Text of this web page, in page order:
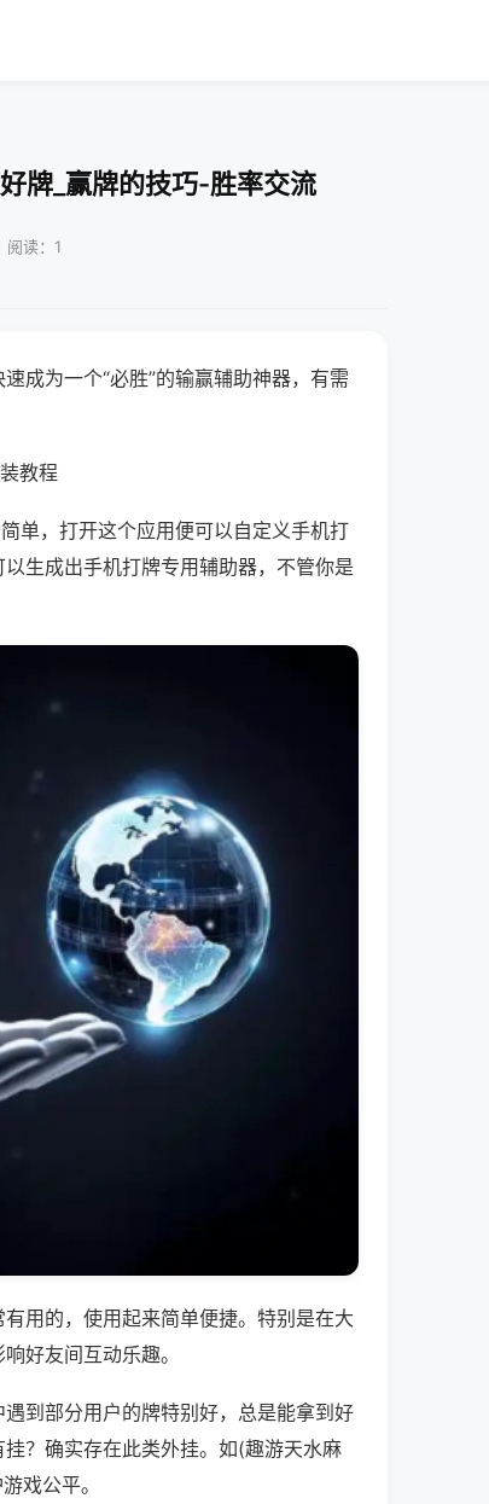
牌_赢牌的技巧-胜率交流
读：1
成为一个“必胜”的输赢辅助神器，有需
教程
单，打开这个应用便可以自定义手机打
生成出手机打牌专用辅助器，不管你是
用的，使用起来简单便捷。特别是在大
好友间互动乐趣。
到部分用户的牌特别好，总是能拿到好
？确实存在此类外挂。如(趣游天水麻
戏公平。